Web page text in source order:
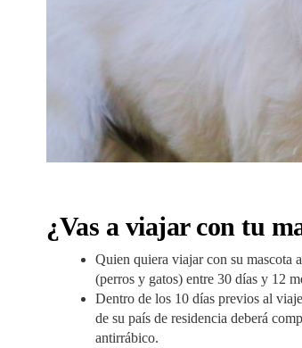
¿Vas a viajar con tu
Quien quiera viajar con su mascota
(perros y gatos) entre 30 días y 12
Dentro de los 10 días previos al
de su país de residencia deberá
antirrábico.